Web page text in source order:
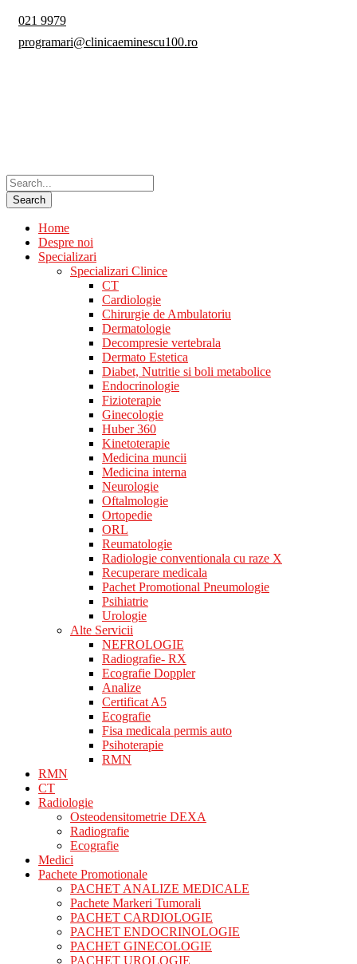
021 9979
programari@clinicaeminescu100.ro
Home
Despre noi
Specializari
Specializari Clinice
CT
Cardiologie
Chirurgie de Ambulatoriu
Dermatologie
Decompresie vertebrala
Dermato Estetica
Diabet, Nutritie si boli metabolice
Endocrinologie
Fizioterapie
Ginecologie
Huber 360
Kinetoterapie
Medicina muncii
Medicina interna
Neurologie
Oftalmologie
Ortopedie
ORL
Reumatologie
Radiologie conventionala cu raze X
Recuperare medicala
Pachet Promotional Pneumologie
Psihiatrie
Urologie
Alte Servicii
NEFROLOGIE
Radiografie- RX
Ecografie Doppler
Analize
Certificat A5
Ecografie
Fisa medicala permis auto
Psihoterapie
RMN
RMN
CT
Radiologie
Osteodensitometrie DEXA
Radiografie
Ecografie
Medici
Pachete Promotionale
PACHET ANALIZE MEDICALE
Pachete Markeri Tumorali
PACHET CARDIOLOGIE
PACHET ENDOCRINOLOGIE
PACHET GINECOLOGIE
PACHET UROLOGIE